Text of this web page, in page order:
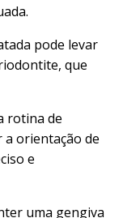
pode levar
que
rotina de
a orientação de
e
uma gengiva